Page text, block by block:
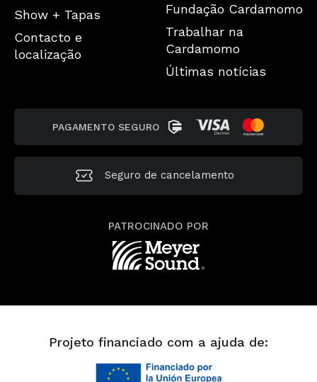
Show + Tapas
Contacto e
localização
Fundação Cardamomo
Trabalhar na
Cardamomo
Últimas notícias
PAGAMENTO SEGURO
Seguro de cancelamento
PATROCINADO POR
Projeto financiado com a ajuda de: